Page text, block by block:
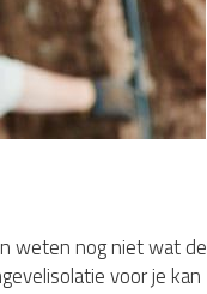
weten nog niet wat de
voor je kan